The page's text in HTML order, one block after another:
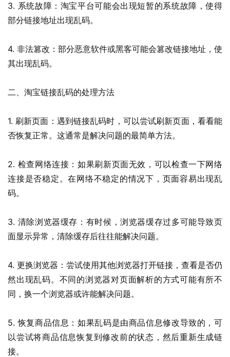
3. 系统故障：淘宝平台可能会出现短暂的系统故障，使得
部分链接地址出现乱码。
4. 非法篡改：部分恶意软件或黑客可能会篡改链接地址，使
其出现乱码。
二、淘宝链接乱码的处理方法
1. 刷新页面：遇到链接乱码时，可以尝试刷新页面，看看能
否恢复正常。这通常是解决问题的最简单方法。
2. 检查网络连接：如果刷新页面无效，可以检查一下网络
连接是否稳定。在网络不稳定的情况下，页面容易出现乱
码。
3. 清除浏览器缓存：有时候，浏览器缓存过多可能导致页
面显示异常，清除缓存后往往能解决问题。
4. 更换浏览器：尝试使用其他浏览器打开链接，查看是否仍
然出现乱码。不同的浏览器对页面解析的方式可能有所不
同，换一个浏览器或许能解决问题。
5. 恢复商品信息：如果乱码是由商品信息修改导致的，可
以尝试将商品信息恢复到修改前的状态，然后重新生成链
接。